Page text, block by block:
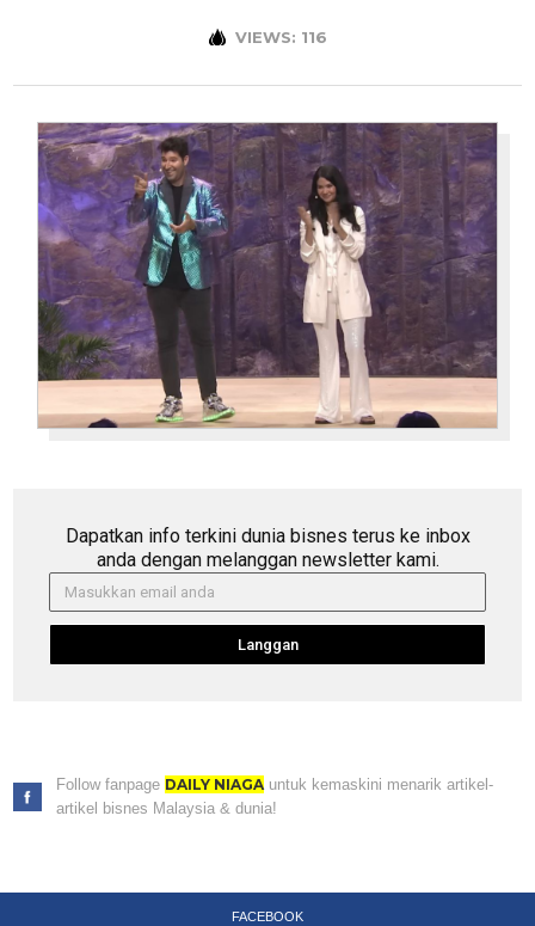
VIEWS: 116
Dapatkan info terkini dunia bisnes terus ke inbox
anda dengan melanggan newsletter kami.
Langgan
Follow fanpage DAILY NIAGAuntuk kemaskini menarik artikel-
artikel bisnes Malaysia & dunia!
FACEBOOK